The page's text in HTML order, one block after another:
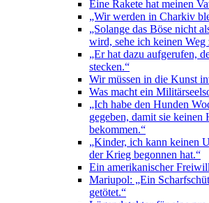
Eine Rakete hat meinen
„Wir werden in Charkiv
„Solange das Böse nicht
wird, sehe ich keinen
„Er hat dazu aufgerufen,
stecken.“
Wir müssen in die Kunst
Was macht ein
„Ich habe den Hunden
gegeben, damit sie keinen
bekommen.“
„Kinder, ich kann keinen
der Krieg begonnen hat.“
Ein amerikanischer
Mariupol: „Ein
getötet.“